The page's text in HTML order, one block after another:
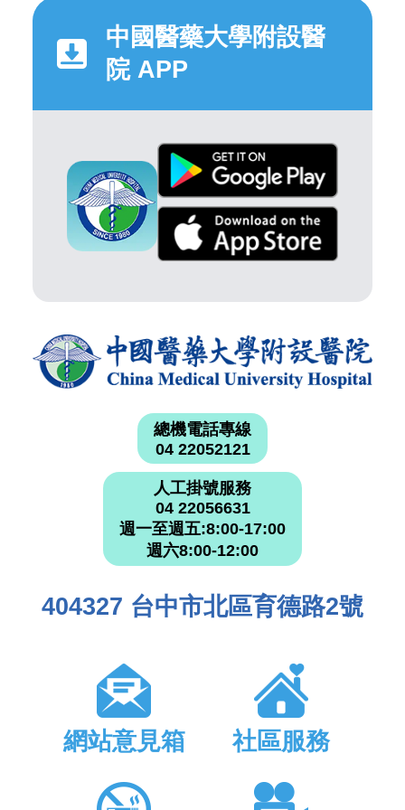
中國醫藥大學附設醫
院 APP
總機電話專線
04 22052121
人工掛號服務
04 22056631
週一至週五:8:00-17:00
週六8:00-12:00
404327 台中市北區育德路2號
網站意見箱 社區服務